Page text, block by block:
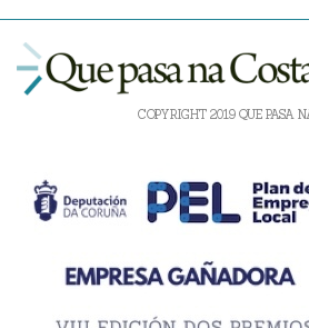
COPYRIGHT 2019 QUE PASA